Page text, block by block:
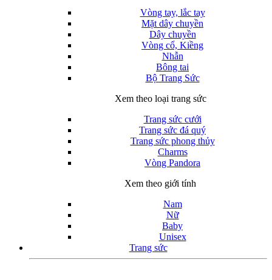
Vòng tay, lắc tay
Mặt dây chuyền
Dây chuyền
Vòng cổ, Kiềng
Nhẫn
Bông tai
Bộ Trang Sức
Xem theo loại trang sức
Trang sức cưới
Trang sức đá quý
Trang sức phong thủy
Charms
Vòng Pandora
Xem theo giới tính
Nam
Nữ
Baby
Unisex
Trang sức